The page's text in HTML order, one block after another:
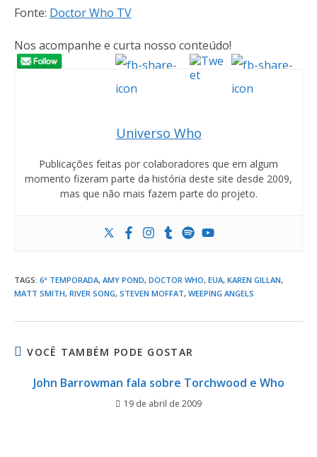
Fonte: Doctor Who TV
Nos acompanhe e curta nosso conteúdo!
Universo Who
Publicações feitas por colaboradores que em algum
momento fizeram parte da história deste site desde 2009,
mas que não mais fazem parte do projeto.
TAGS: 6ª TEMPORADA, AMY POND, DOCTOR WHO, EUA, KAREN GILLAN,
MATT SMITH, RIVER SONG, STEVEN MOFFAT, WEEPING ANGELS
VOCÊ TAMBÉM PODE GOSTAR
John Barrowman fala sobre Torchwood e Who
19 de abril de 2009